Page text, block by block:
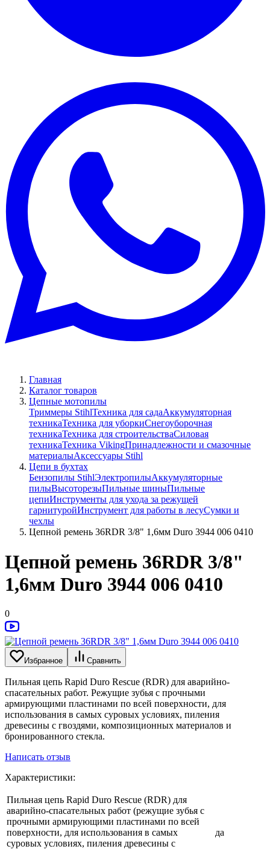
Главная
Каталог товаров
Цепные мотопилы
Триммеры StihlТехника для садаАккумуляторная
техникаТехника для уборкиСнегоуборочная
техникаТехника для строительстваСиловая
техникаТехника VikingПринадлежности и смазочные
материалыАксессуары Stihl
Цепи в бухтах
Бензопилы StihlЭлектропилыАккумуляторные
пилыВысоторезыПильные шиныПильные
цепиИнструменты для ухода за режущей
гарнитуройИнструмент для работы в лесуСумки и
чехлы
Цепной ремень 36RDR 3/8" 1,6мм Duro 3944 006 0410
Цепной ремень 36RDR 3/8"
1,6мм Duro 3944 006 0410
0
Избранное Сравнить
Пильная цепь Rapid Duro Rescue (RDR) для аварийно-
спасательных работ. Режущие зубья с прочными
армирующими пластинами по всей поверхности, для
использования в самых суровых условиях, пиления
древесины с гвоздями, композиционных материалов и
бронированного стекла.
Написать отзыв
Характеристики:
Пильная цепь Rapid Duro Rescue (RDR) для
аварийно-спасательных работ (режущие зубья с
прочными армирующими пластинами по всей
поверхности, для использования в самых
суровых условиях, пиления древесины с
да